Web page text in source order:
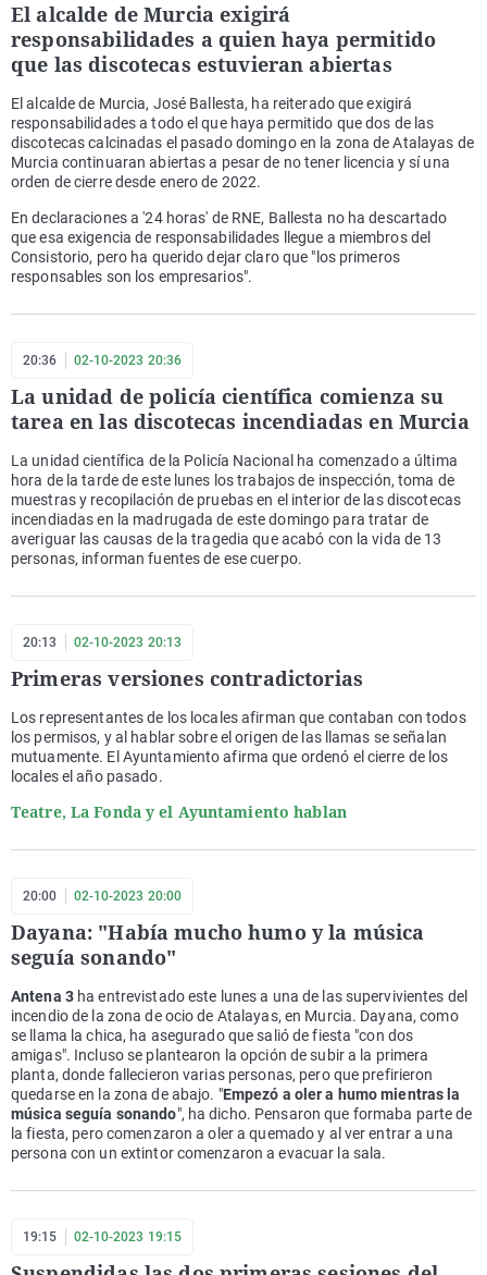
El alcalde de Murcia exigirá
responsabilidades a quien haya permitido
que las discotecas estuvieran abiertas
El alcalde de Murcia, José Ballesta, ha reiterado que exigirá
responsabilidades a todo el que haya permitido que dos de las
discotecas calcinadas el pasado domingo en la zona de Atalayas de
Murcia continuaran abiertas a pesar de no tener licencia y sí una
orden de cierre desde enero de 2022.
En declaraciones a '24 horas' de RNE, Ballesta no ha descartado
que esa exigencia de responsabilidades llegue a miembros del
Consistorio, pero ha querido dejar claro que "los primeros
responsables son los empresarios".
20:36 02-10-2023 20:36
La unidad de policía científica comienza su
tarea en las discotecas incendiadas en Murcia
La unidad científica de la Policía Nacional ha comenzado a última
hora de la tarde de este lunes los trabajos de inspección, toma de
muestras y recopilación de pruebas en el interior de las discotecas
incendiadas en la madrugada de este domingo para tratar de
averiguar las causas de la tragedia que acabó con la vida de 13
personas, informan fuentes de ese cuerpo.
20:13 02-10-2023 20:13
Primeras versiones contradictorias
Los representantes de los locales afirman que contaban con todos
los permisos, y al hablar sobre el origen de las llamas se señalan
mutuamente. El Ayuntamiento afirma que ordenó el cierre de los
locales el año pasado.
Teatre, La Fonda y el Ayuntamiento hablan
20:00 02-10-2023 20:00
Dayana: "Había mucho humo y la música
seguía sonando"
Antena 3 ha entrevistado este lunes a una de las supervivientes del
incendio de la zona de ocio de Atalayas, en Murcia. Dayana, como
se llama la chica, ha asegurado que salió de fiesta "con dos
amigas". Incluso se plantearon la opción de subir a la primera
planta, donde fallecieron varias personas, pero que prefirieron
quedarse en la zona de abajo. "Empezó a oler a humo mientras la
música seguía sonando", ha dicho. Pensaron que formaba parte de
la fiesta, pero comenzaron a oler a quemado y al ver entrar a una
persona con un extintor comenzaron a evacuar la sala.
19:15 02-10-2023 19:15